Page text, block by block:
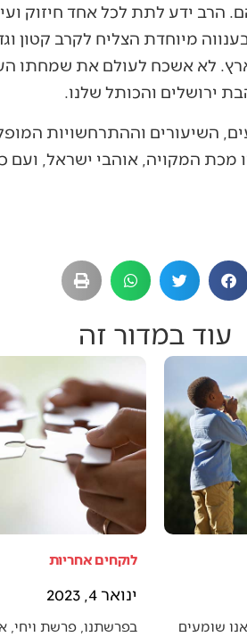
הרב ידע לתת לכל אחד חיזוק
מיוחדת הצליח לקרב קטון
לא אשכח לעולם את שמחתו
ירושלים והכותל שלנו.
השיעורים וההתרחשויות
מכת המקויה, אוהבי ישראל,
עוד במדור זה
שומעים
לוקחים אחריות
ינואר 4, 2023
בפרשתנו, פרשת ויחי,